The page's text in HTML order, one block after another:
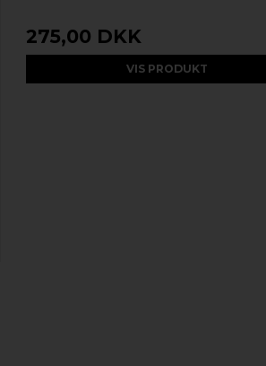
275,00 DKK
VIS PRODUKT